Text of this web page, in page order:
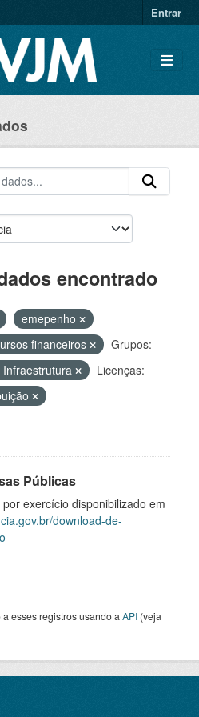
Entrar
encontrado
emepenho
financeiros
Grupos:
Licenças:
Públicas
exercício disponibilizado em
download-de-
esses registros usando a API (veja